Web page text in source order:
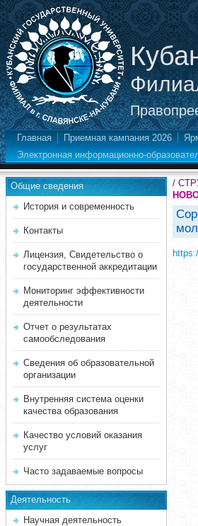
Главная Приемная кампания 2026
Электронная информационно-
Общие сведения
История и современность
Контакты
Лицензия, Свидетельство о
государственной аккредитации
Мониторинг эффективности
деятельности
Отчет о результатах
самообследования
Сведения об образовательной
организации
Внутренняя система оценки
качества образования
Качество условий оказания
услуг
Часто задаваемые вопросы
Деятельность
Научная деятельность
/